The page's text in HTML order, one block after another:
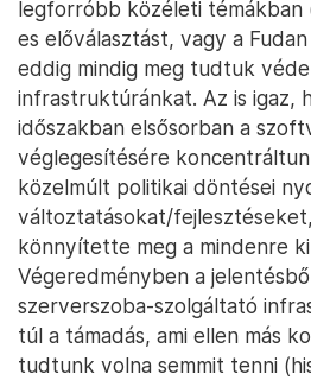
legforróbb közéleti témákban
es előválasztást, vagy a
eddig mindig meg tudtuk
infrastruktúránkat. Az is igaz,
időszakban elsősorban a
véglegesítésére
közelmúlt politikai döntései
változtatásokat/
könnyítette meg a mindenre
Végeredményben a
szerverszoba-szolgáltató
túl a támadás, ami ellen más
tudtunk volna semmit tenni